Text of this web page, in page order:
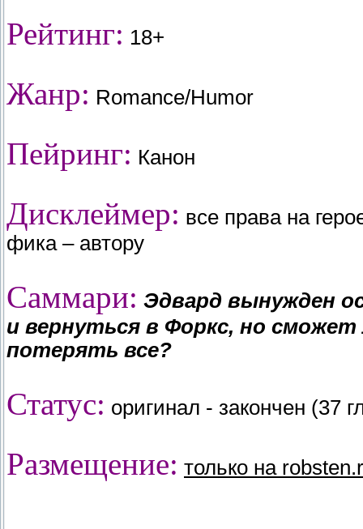
Рейтинг: 18+
Жанр: Romance/Humor
Пейринг: Канон
Дисклеймер: все права на
фика – автору
Саммари: Эдвард вынужден
и вернуться в Форкс, но
потерять все?
Статус: оригинал - закончен (37
Размещение: только на